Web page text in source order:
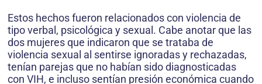
Estos hechos fueron relacionados con violencia de
tipo verbal, psicológica y sexual. Cabe anotar que las
dos mujeres que indicaron que se trataba de
violencia sexual al sentirse ignoradas y rechazadas,
tenían parejas que no habían sido diagnosticadas
con VIH, e incluso sentían presión económica cuando